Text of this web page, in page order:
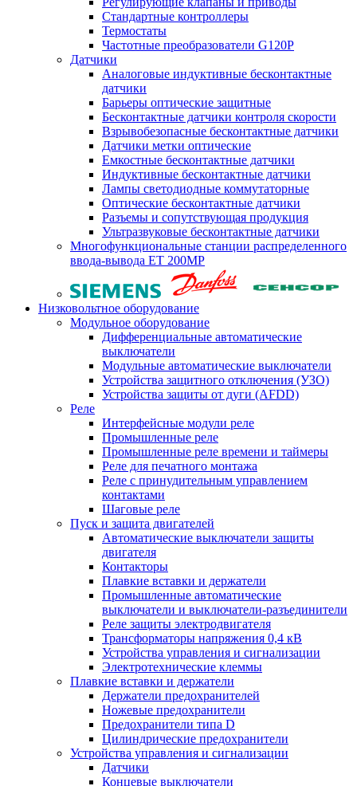
Стандартные контроллеры
Термостаты
Частотные преобразователи G120P
Датчики
Аналоговые индуктивные бесконтактные
датчики
Барьеры оптические защитные
Бесконтактные датчики контроля скорости
Взрывобезопасные бесконтактные датчики
Датчики метки оптические
Емкостные бесконтактные датчики
Индуктивные бесконтактные датчики
Лампы светодиодные коммутаторные
Оптические бесконтактные датчики
Разъемы и сопутствующая продукция
Ультразвуковые бесконтактные датчики
Многофункциональные станции распределенного
ввода-вывода ET 200MP
Низковольтное оборудование
Модульное оборудование
Дифференциальные автоматические
выключатели
Модульные автоматические выключатели
Устройства защитного отключения (УЗО)
Устройства защиты от дуги (AFDD)
Реле
Интерфейсные модули реле
Промышленные реле
Промышленные реле времени и таймеры
Реле для печатного монтажа
Реле с принудительным управлением
контактами
Шаговые реле
Пуск и защита двигателей
Автоматические выключатели защиты
двигателя
Контакторы
Плавкие вставки и держатели
Промышленные автоматические
выключатели и выключатели-разъединители
Реле защиты электродвигателя
Трансформаторы напряжения 0,4 кВ
Устройства управления и сигнализации
Электротехнические клеммы
Плавкие вставки и держатели
Держатели предохранителей
Ножевые предохранители
Предохранители типа D
Цилиндрические предохранители
Устройства управления и сигнализации
Датчики
Концевые выключатели